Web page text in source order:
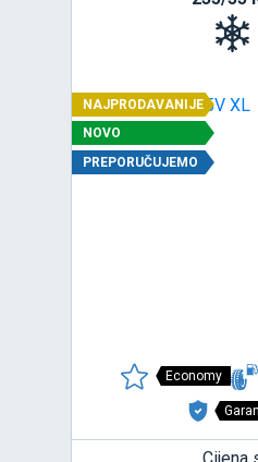
NAJPRODAVANIJE
NOVO
PREPORUČUJEMO
Economy